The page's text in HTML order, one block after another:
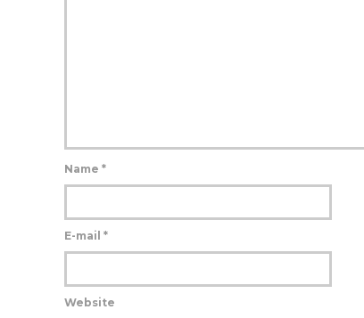
Name *
E-mail *
Website